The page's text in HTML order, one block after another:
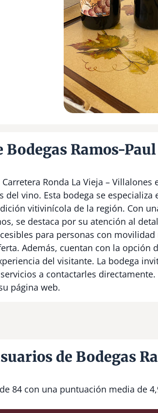
Bodegas Ramos-Paul
Ronda La Vieja – Villalones
vino. Esta bodega se especializa
vitivinícola de la región. Con
se destaca por su atención al
para personas con
Además, cuentan con la opción
del visitante. La bodega
a contactarles
página web.
de Bodegas
84 con una puntuación media de